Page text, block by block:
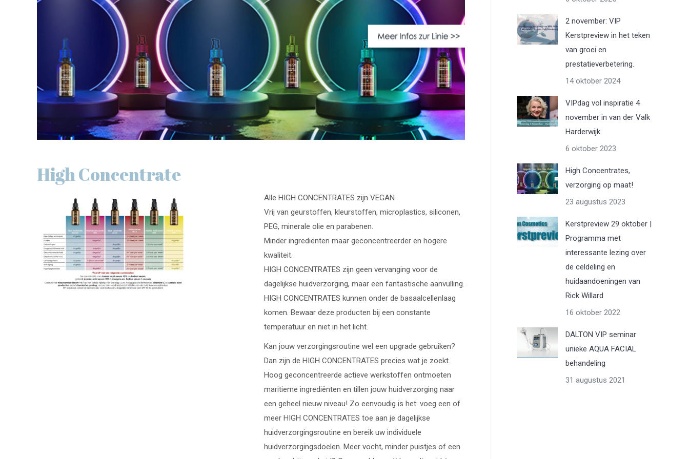
High Concentrate
Alle HIGH CONCENTRATES zijn VEGAN
Vrij van geurstoffen, kleurstoffen, microplastics, siliconen,
PEG, minerale olie en parabenen.
Minder ingrediënten maar geconcentreerder en hogere
kwaliteit.
HIGH CONCENTRATES zijn geen vervanging voor de
dagelijkse huidverzorging, maar een fantastische aanvulling.
HIGH CONCENTRATES kunnen onder de basaalcellenlaag
komen. Bewaar deze producten bij een constante
temperatuur en niet in het licht.
Kan jouw verzorgingsroutine wel een upgrade gebruiken?
Dan zijn de HIGH CONCENTRATES precies wat je zoekt.
Hoog geconcentreerde actieve werkstoffen ontmoeten
maritieme ingrediënten en tillen jouw huidverzorging naar
een geheel nieuw niveau! Zo eenvoudig is het: voeg een of
meer HIGH CONCENTRATES toe aan je dagelijkse
huidverzorgingsroutine en bereik uw individuele
huidverzorgingsdoelen. Meer vocht, minder puistjes of een
2 november: VIP
Kerstpreview in het teken
van groei en
prestatieverbetering.
14 oktober 2024
VIPdag vol inspiratie 4
november in van der Valk
Harderwijk
6 oktober 2023
High Concentrates,
verzorging op maat!
23 augustus 2023
Kerstpreview 29 oktober |
Programma met
interessante lezing over
de celdeling en
huidaandoeningen van
Rick Willard
16 oktober 2022
DALTON VIP seminar
unieke AQUA FACIAL
behandeling
31 augustus 2021